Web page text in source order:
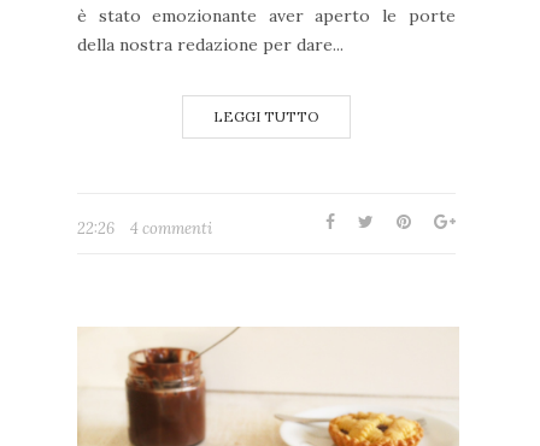
è stato emozionante aver aperto le porte
della nostra redazione per dare...
LEGGI TUTTO
22:26 4 commenti